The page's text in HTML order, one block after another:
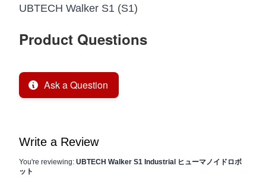
UBTECH Walker S1 (S1)
Product Questions
Ask a Question
Write a Review
You're reviewing: UBTECH Walker S1 Industrial ヒューマノイドロボ
ット